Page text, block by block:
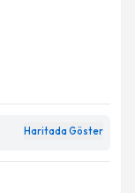
Haritada Göster